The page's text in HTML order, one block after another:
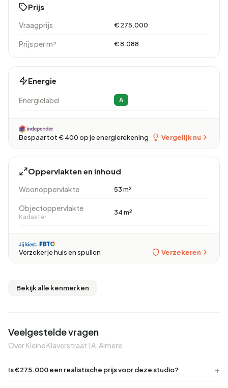
Prijs
Vraagprijs € 275.000
Prijs per m² € 8.088
Energie
Energielabel A
Bespaar tot € 400 op je energierekening Vergelijk nu
Oppervlakten en inhoud
Woonoppervlakte 53 m²
Objectoppervlakte
Kadaster
34 m²
Verzeker je huis en spullen Verzekeren
Bekijk alle kenmerken
Veelgestelde vragen
Over Kleine Klaverstraat 1A, Almere
Is €275.000 een realistische prijs voor deze studio?